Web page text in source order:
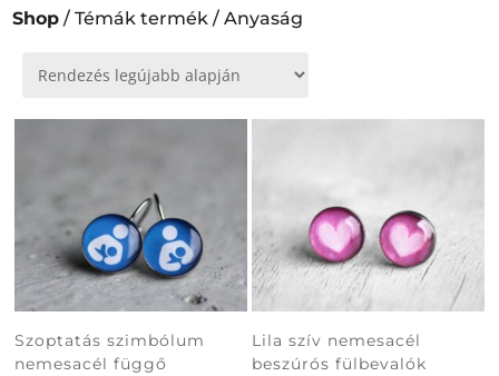
Shop / Témák termék / Anyaság
Szoptatás szimbólum
nemesacél függő
Lila szív nemesacél
beszúrós fülbevalók